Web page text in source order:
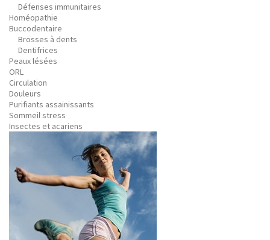
Défenses immunitaires
Homéopathie
Buccodentaire
Brosses à dents
Dentifrices
Peaux lésées
ORL
Circulation
Douleurs
Purifiants assainissants
Sommeil stress
Insectes et acariens